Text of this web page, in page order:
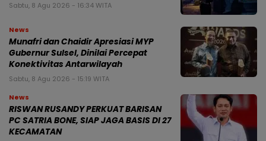
Sabtu, 8 Agu 2026 - 16:34 WITA
News
Munafri dan Chaidir Apresiasi MYP
Gubernur Sulsel, Dinilai Percepat
Konektivitas Antarwilayah
Sabtu, 8 Agu 2026 - 15:19 WITA
News
RISWAN RUSANDY PERKUAT BARISAN
PC SATRIA BONE, SIAP JAGA BASIS DI 27
KECAMATAN